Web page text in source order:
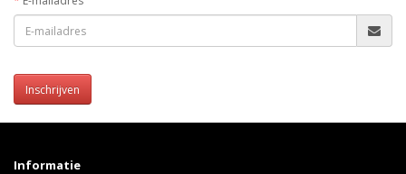
Inschrijven
Informatie